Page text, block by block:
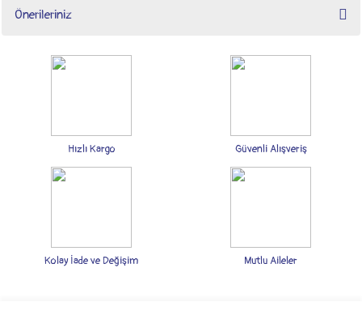
Önerileriniz
Bu ürünün fiyat bilgisi, resim, ürün açıklamalarında ve diğer konularda yetersiz
gördüğünüz noktaları öneri formunu kullanarak tarafımıza iletebilirsiniz.
Ürün açıklamasında eksik bilgiler bulunuyor.
Ürün bilgilerinde hatalar bulunuyor.
Hızlı Kargo Güvenli Alışveriş
Kolay İade ve Değişim Mutlu Aileler